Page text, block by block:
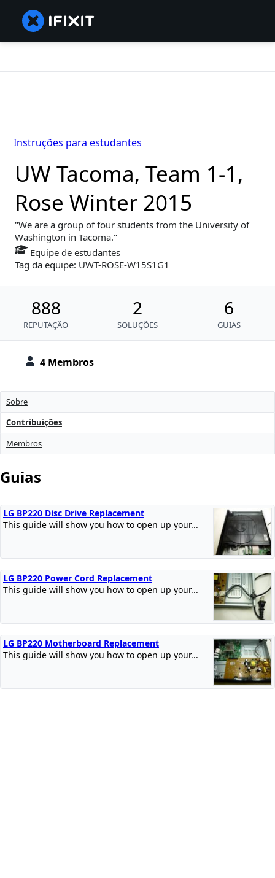
4 Membros
UW Tacoma, Team 1-1,
Rose Winter 2015
We are a group of four students from the University of
Washington in Tacoma.
Equipe de estudantes
Tag da equipe: UWT-ROSE-W15S1G1
888
REPUTAÇÃO
2
SOLUÇÕES
6
GUIAS
Instruções para estudantes
Sobre
Contribuições
Membros
Guias
LG BP220 Disc Drive Replacement
This guide will show you how to open up your...
LG BP220 Power Cord Replacement
This guide will show you how to open up your...
LG BP220 Motherboard Replacement
This guide will show you how to open up your...